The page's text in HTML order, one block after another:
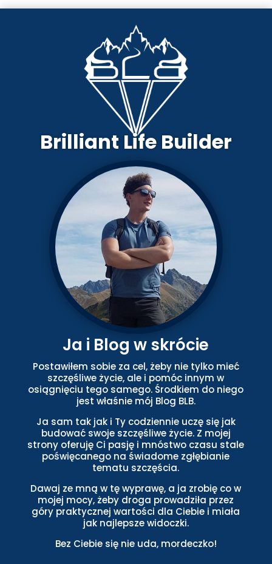
Brilliant Life Builder
Ja i Blog w skrócie
Postawiłem sobie za cel, żeby nie tylko mieć
szczęśliwe życie, ale i pomóc innym w
osiągnięciu tego samego. Środkiem do niego
jest właśnie mój Blog BLB.
Ja sam tak jak i Ty codziennie uczę się jak
budować swoje szczęśliwe życie. Z mojej
strony oferuję Ci pasję i mnóstwo czasu stale
poświęcanego na świadome zgłębianie
tematu szczęścia.
Dawaj ze mną w tę wyprawę, a ja zrobię co w
mojej mocy, żeby droga prowadziła przez
góry praktycznej wartości dla Ciebie i miała
jak najlepsze widoczki.
Bez Ciebie się nie uda, mordeczko!